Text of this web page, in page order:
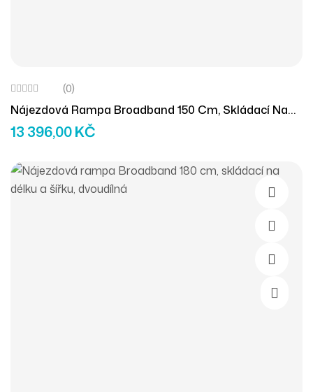
(0)
Nájezdová Rampa Broadband 150 Cm, Skládací Na
Délku (1ks)
13 396,00KČ
Přidat